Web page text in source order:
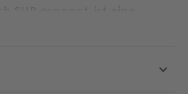
SUP genannt, ist
eine
Wasser-Trendsportart
Stechpaddel fort.